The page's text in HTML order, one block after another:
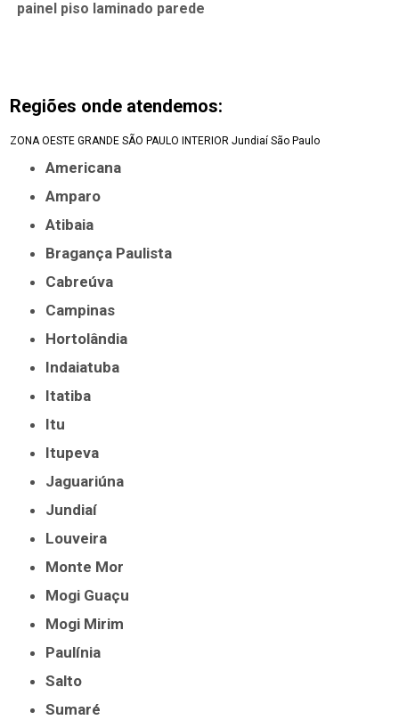
painel piso laminado parede
Regiões onde atendemos:
ZONA OESTE GRANDE SÃO PAULO INTERIOR Jundiaí São Paulo
Americana
Amparo
Atibaia
Bragança Paulista
Cabreúva
Campinas
Hortolândia
Indaiatuba
Itatiba
Itu
Itupeva
Jaguariúna
Jundiaí
Louveira
Monte Mor
Mogi Guaçu
Mogi Mirim
Paulínia
Salto
Sumaré